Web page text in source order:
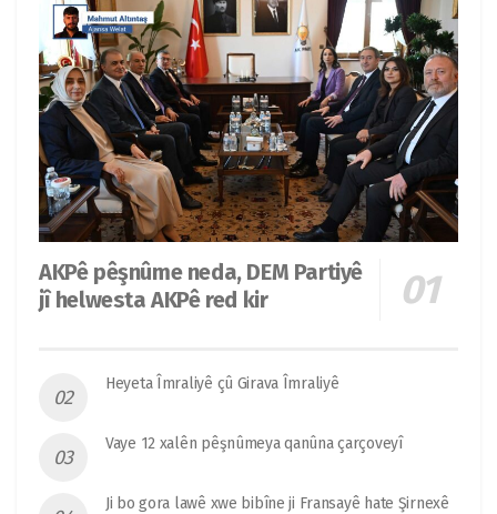
AKPê pêşnûme neda, DEM Partiyê
jî helwesta AKPê red kir
Heyeta Îmraliyê çû Girava Îmraliyê
Vaye 12 xalên pêşnûmeya qanûna çarçoveyî
Ji bo gora lawê xwe bibîne ji Fransayê hate Şirnexê